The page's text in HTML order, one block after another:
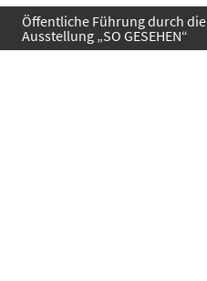
Öffentliche Führung durch die
Ausstellung „SO GESEHEN“